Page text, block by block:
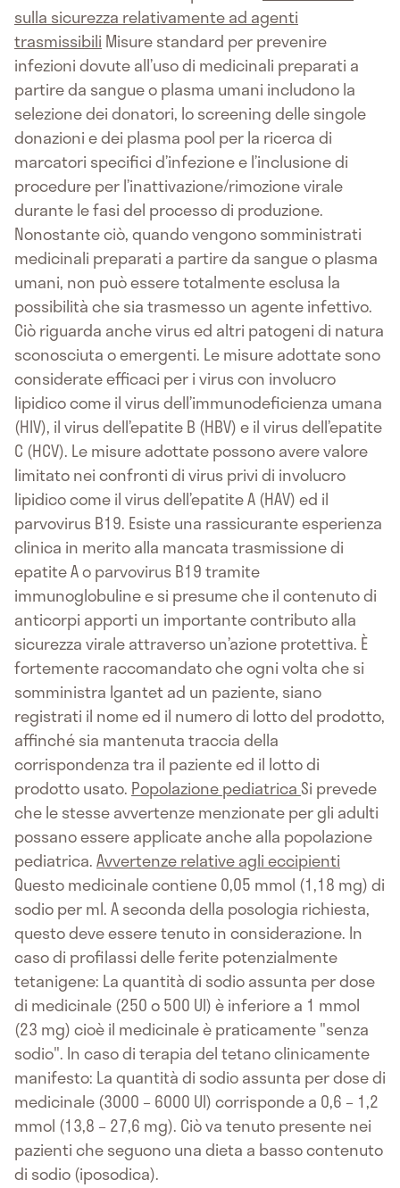
sulla sicurezza relativamente ad agenti
trasmissibili Misure standard per prevenire
infezioni dovute all’uso di medicinali preparati a
partire da sangue o plasma umani includono la
selezione dei donatori, lo screening delle singole
donazioni e dei plasma pool per la ricerca di
marcatori specifici d’infezione e l’inclusione di
procedure per l’inattivazione/rimozione virale
durante le fasi del processo di produzione.
Nonostante ciò, quando vengono somministrati
medicinali preparati a partire da sangue o plasma
umani, non può essere totalmente esclusa la
possibilità che sia trasmesso un agente infettivo.
Ciò riguarda anche virus ed altri patogeni di natura
sconosciuta o emergenti. Le misure adottate sono
considerate efficaci per i virus con involucro
lipidico come il virus dell’immunodeficienza umana
(HIV), il virus dell’epatite B (HBV) e il virus dell’epatite
C (HCV). Le misure adottate possono avere valore
limitato nei confronti di virus privi di involucro
lipidico come il virus dell’epatite A (HAV) ed il
parvovirus B19. Esiste una rassicurante esperienza
clinica in merito alla mancata trasmissione di
epatite A o parvovirus B19 tramite
immunoglobuline e si presume che il contenuto di
anticorpi apporti un importante contributo alla
sicurezza virale attraverso un’azione protettiva. È
fortemente raccomandato che ogni volta che si
somministra Igantet ad un paziente, siano
registrati il nome ed il numero di lotto del prodotto,
affinché sia mantenuta traccia della
corrispondenza tra il paziente ed il lotto di
prodotto usato. Popolazione pediatrica Si prevede
che le stesse avvertenze menzionate per gli adulti
possano essere applicate anche alla popolazione
pediatrica.Avvertenze relative agli eccipienti
Questo medicinale contiene 0,05 mmol (1,18 mg) di
sodio per ml. A seconda della posologia richiesta,
questo deve essere tenuto in considerazione. In
caso di profilassi delle ferite potenzialmente
tetanigene: La quantità di sodio assunta per dose
di medicinale (250 o 500 UI) è inferiore a 1 mmol
(23 mg) cioè il medicinale è praticamente "senza
sodio". In caso di terapia del tetano clinicamente
manifesto: La quantità di sodio assunta per dose di
medicinale (3000 – 6000 UI) corrisponde a 0,6 – 1,2
mmol (13,8 – 27,6 mg). Ciò va tenuto presente nei
pazienti che seguono una dieta a basso contenuto
di sodio (iposodica).